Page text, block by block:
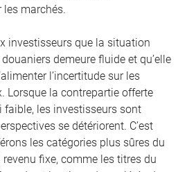
marchés.
investisseurs que la situation
demeure fluide et qu’elle
l’incertitude sur les
Lorsque la contrepartie offerte
faible, les investisseurs sont
se détériorent. C’est
les catégories plus sûres du
fixe, comme les titres du